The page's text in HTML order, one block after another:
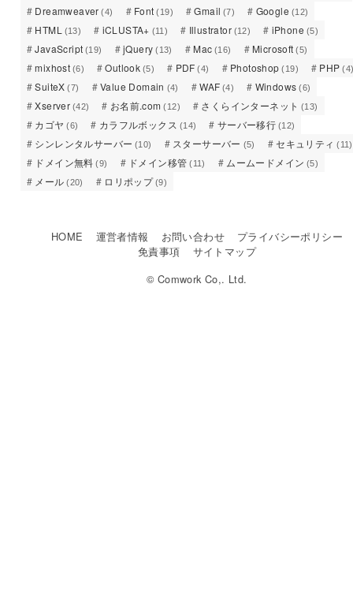
Dreamweaver (4) Font (19) Gmail (7) Google (12)
HTML (13) iCLUSTA+ (11) Illustrator (12) iPhone (5)
JavaScript (19) jQuery (13) Mac (16) Microsoft (5)
mixhost (6) Outlook (5) PDF (4) Photoshop (19) PHP
SuiteX (7) Value Domain (4) WAF (4) Windows (6)
Xserver (42) お名前.com (12) さくらインターネット (13)
カゴヤ (6) カラフルボックス (14) サーバー移行 (12)
シンレンタルサーバー (10) スターサーバー (5) セキュリティ (11)
ドメイン無料 (9) ドメイン移管 (11) ムームードメイン (5)
メール (20) ロリポップ (9)
HOME 運営者情報 お問い合わせ
プライバシーポリシー
免責事項
サイトマップ
© Comwork Co,. Ltd.